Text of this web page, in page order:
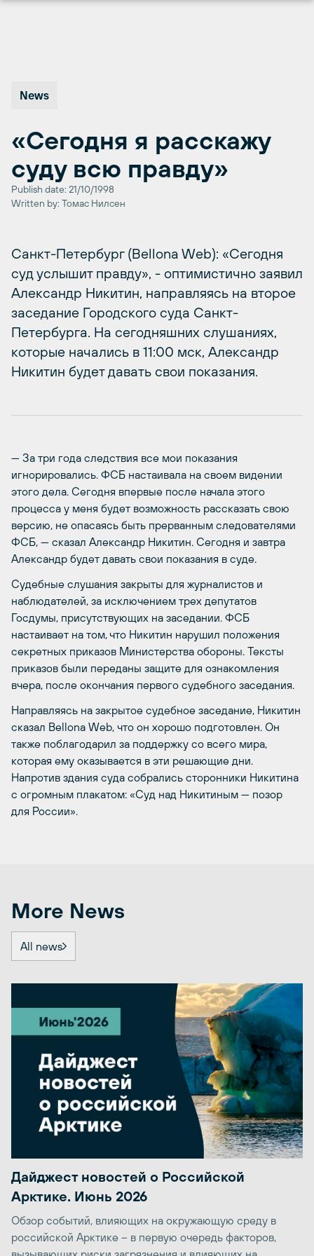
News
«Сегодня я расскажу
суду всю правду»
Publish date: 21/10/1998
Written by: Томас Нилсен
Санкт-Петербург (Bellona Web): «Сегодня
суд услышит правду», - оптимистично заявил
Александр Никитин, направляясь на второе
заседание Городского суда Санкт-
Петербурга. На сегодняшних слушаниях,
которые начались в 11:00 мск, Александр
Никитин будет давать свои показания.
— За три года следствия все мои показания
игнорировались. ФСБ настаивала на своем видении
этого дела. Сегодня впервые после начала этого
процесса у меня будет возможность рассказать свою
версию, не опасаясь быть прерванным следователями
ФСБ, — сказал Александр Никитин. Сегодня и завтра
Александр будет давать свои показания в суде.
Судебные слушания закрыты для журналистов и
наблюдателей, за исключением трех депутатов
Госдумы, присутствующих на заседании. ФСБ
настаивает на том, что Никитин нарушил положения
секретных приказов Министерства обороны. Тексты
приказов были переданы защите для ознакомления
вчера, после окончания первого судебного заседания.
Направляясь на закрытое судебное заседание, Никитин
сказал Bellona Web, что он хорошо подготовлен. Он
также поблагодарил за поддержку со всего мира,
которая ему оказывается в эти решающие дни.
Напротив здания суда собрались сторонники Никитина
с огромным плакатом: «Суд над Никитиным — позор
для России».
More News
All news
Дайджест новостей о Российской
Арктике. Июнь 2026
Обзор событий, влияющих на окружающую среду в
российской Арктике – в первую очередь факторов,